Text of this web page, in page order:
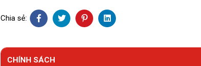
Chia sẻ:
CHÍNH SÁCH